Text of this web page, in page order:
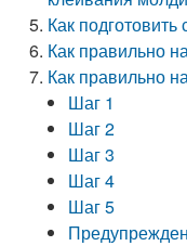
Как
Как правильно
Как правильно
Шаг 1
Шаг 2
Шаг 3
Шаг 4
Шаг 5